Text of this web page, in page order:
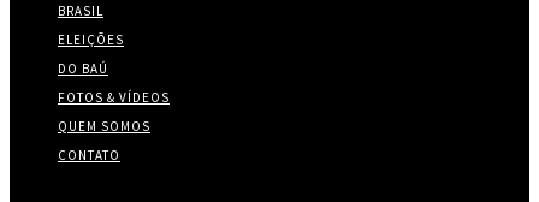
BRASIL
ELEIÇÕES
DO BAÚ
FOTOS & VÍDEOS
QUEM SOMOS
CONTATO